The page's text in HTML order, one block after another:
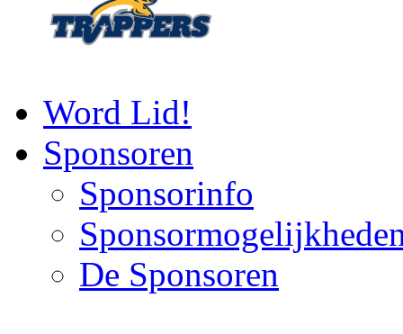
Word Lid!
Sponsoren
Sponsorinfo
De Sponsoren